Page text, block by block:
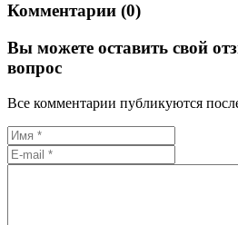
Комментарии (0)
Вы можете оставить свой
вопрос
Все комментарии публикуются